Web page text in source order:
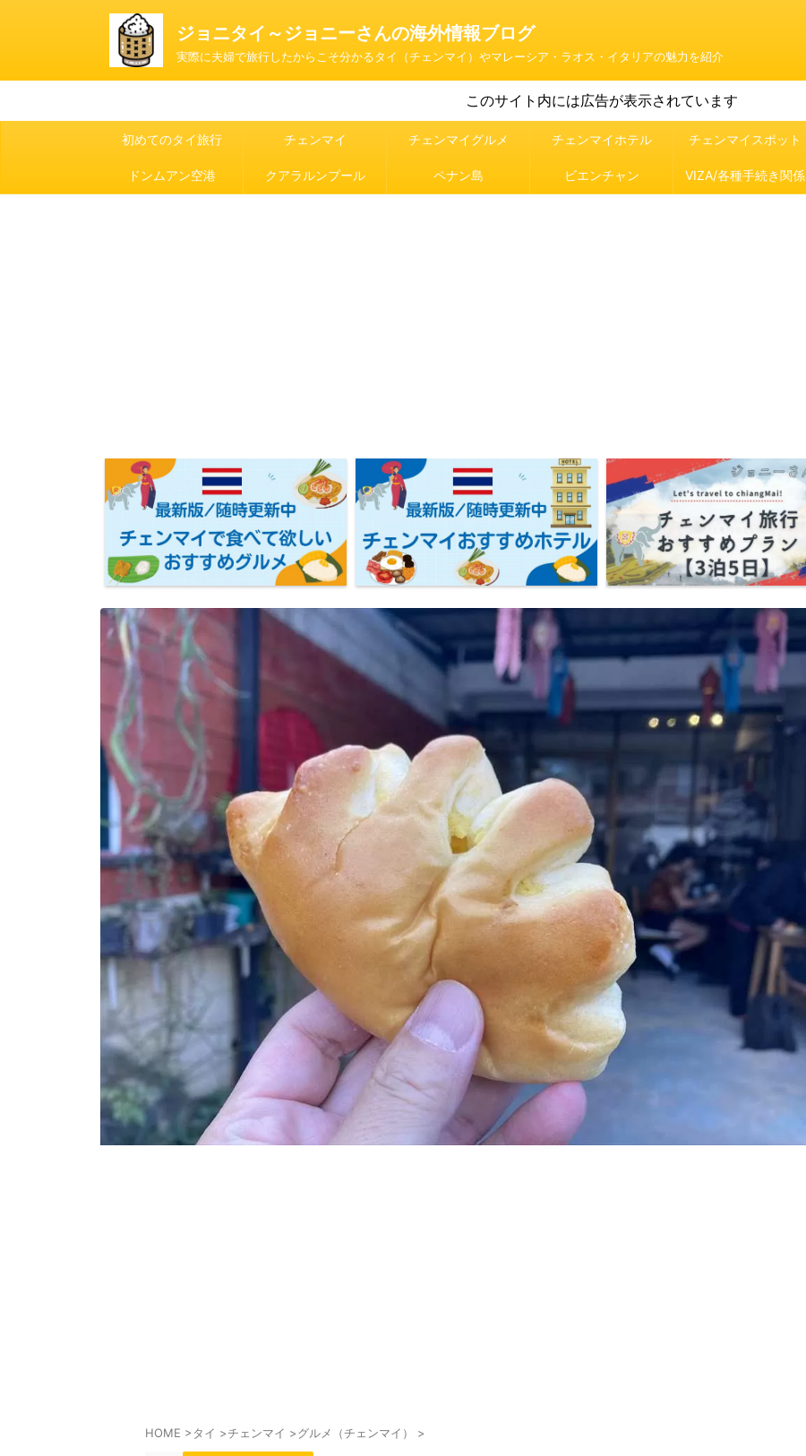
ジョニタイ～ジョニーさんの海外情報ブログ
実際に夫婦で旅行したからこそ分かるタイ（チェンマイ）やマレーシア・ラオス・イタリアの魅力を紹介
このサイト内には広告が表示されています
初めてのタイ旅行 チェンマイ チェンマイグルメ チェンマイホテル チェンマイスポット
ドンムアン空港 クアラルンプール ペナン島 ビエンチャン VIZA/各種手続き関係
HOME >タイ >チェンマイ >グルメ（チェンマイ） >